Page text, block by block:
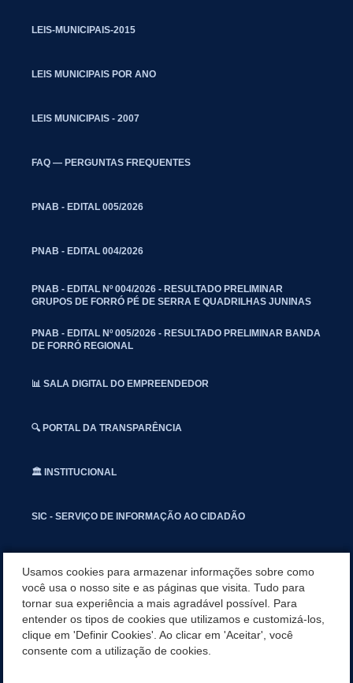
LEIS-MUNICIPAIS-2015
LEIS MUNICIPAIS POR ANO
LEIS MUNICIPAIS - 2007
FAQ — PERGUNTAS FREQUENTES
PNAB - EDITAL 005/2026
PNAB - EDITAL 004/2026
PNAB - EDITAL Nº 004/2026 - RESULTADO PRELIMINAR
GRUPOS DE FORRÓ PÉ DE SERRA E QUADRILHAS JUNINAS
PNAB - EDITAL Nº 005/2026 - RESULTADO PRELIMINAR BANDA
DE FORRÓ REGIONAL
📊 SALA DIGITAL DO EMPREENDEDOR
🔍 PORTAL DA TRANSPARÊNCIA
🏛️ INSTITUCIONAL
SIC - SERVIÇO DE INFORMAÇÃO AO CIDADÃO
INSTAGRAN
📱🩺 SAUDE CONECTADA
Usamos cookies para armazenar informações sobre como
você usa o nosso site e as páginas que visita. Tudo para
tornar sua experiência a mais agradável possível. Para
entender os tipos de cookies que utilizamos e customizá-los,
clique em 'Definir Cookies'. Ao clicar em 'Aceitar', você
consente com a utilização de cookies.